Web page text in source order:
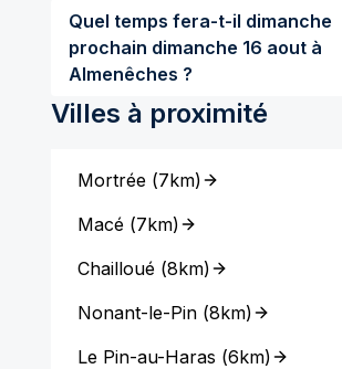
Quel temps fera-t-il dimanche
prochain dimanche 16 aout à
Almenêches ?
Villes à proximité
Mortrée(7km)
Macé(7km)
Chailloué(8km)
Nonant-le-Pin(8km)
Le Pin-au-Haras (6km)